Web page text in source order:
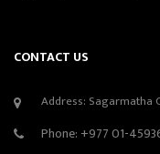
CONTACT US
Address: Sagarmatha
Phone: +977 01-